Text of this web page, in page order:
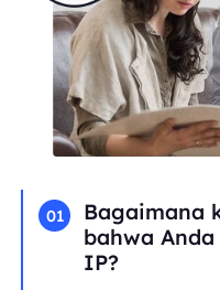
01
Bagaimana
bahwa
IP?